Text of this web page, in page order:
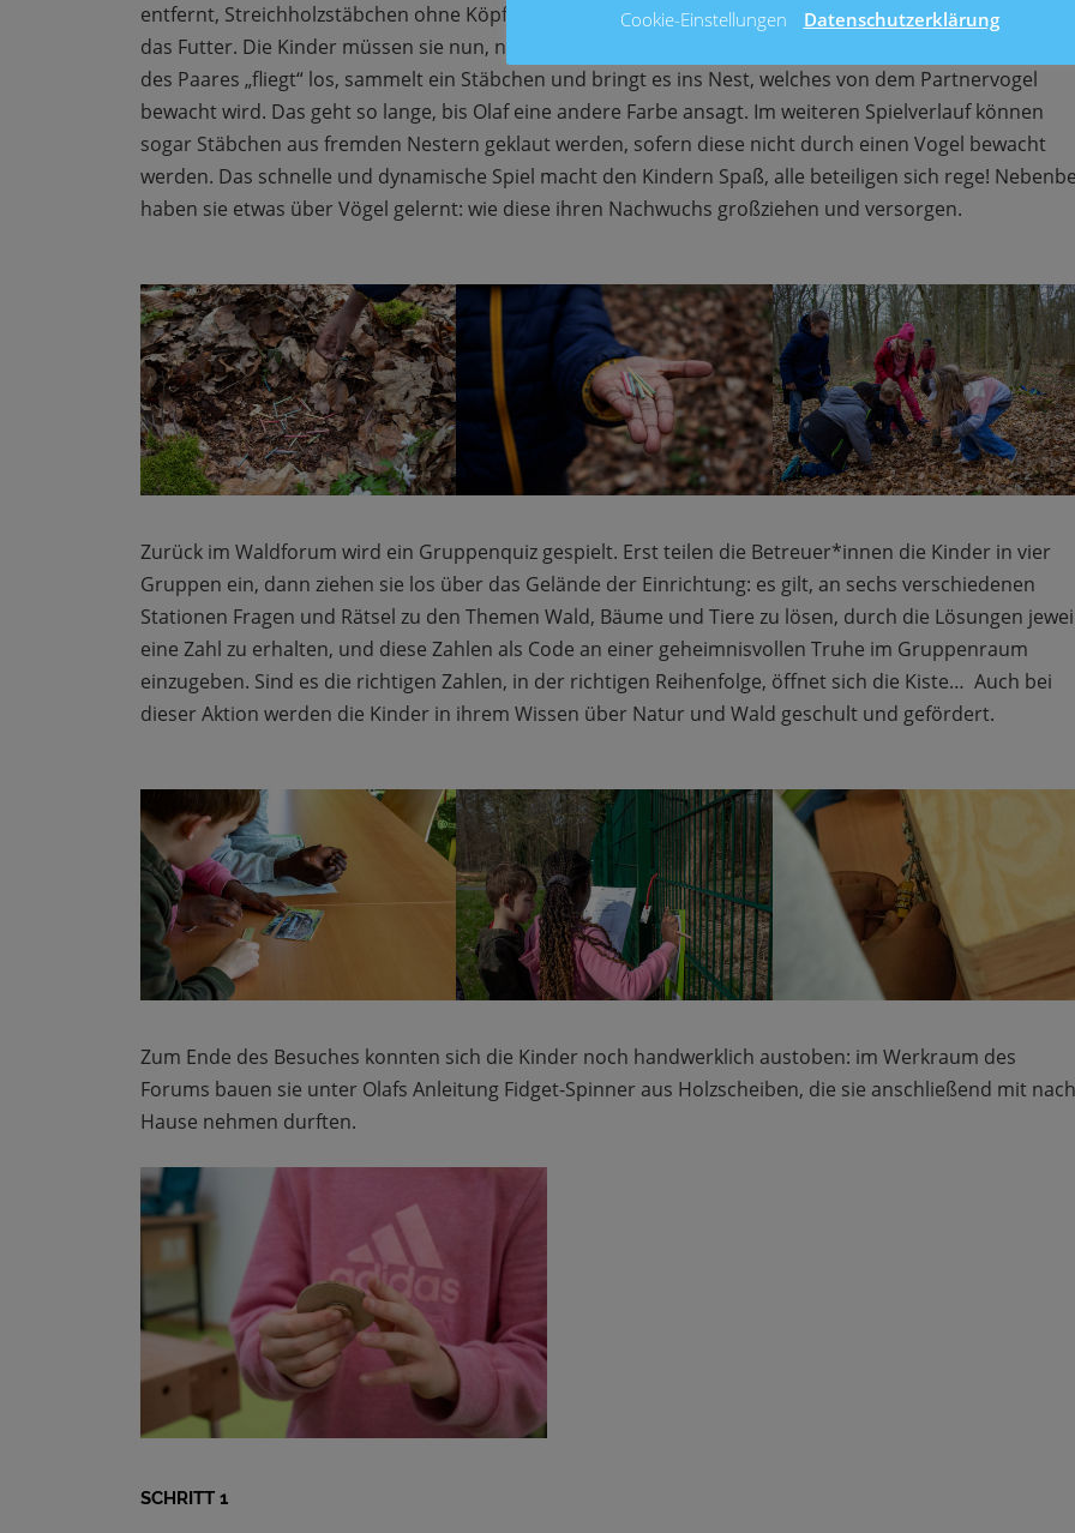
entfernt, Streichholzstäbchen ohne Köpfe in eben diesen vier Farben auf dem Boden. Sie signalisieren
das Futter. Die Kinder müssen sie nun, nach der Farbansage von Olaf, einzeln einsammeln. Ein „Vogel“
des Paares „fliegt“ los, sammelt ein Stäbchen und bringt es ins Nest, welches von dem Partnervogel
bewacht wird. Das geht so lange, bis Olaf eine andere Farbe ansagt. Im weiteren Spielverlauf können
sogar Stäbchen aus fremden Nestern geklaut werden, sofern diese nicht durch einen Vogel bewacht
werden. Das schnelle und dynamische Spiel macht den Kindern Spaß, alle beteiligen sich rege!
haben sie etwas über Vögel gelernt: wie diese ihren Nachwuchs großziehen und versorgen.
Zurück im Waldforum wird ein Gruppenquiz gespielt. Erst teilen die Betreuer*innen die Kinder in vier
Gruppen ein, dann ziehen sie los über das Gelände der Einrichtung: es gilt, an sechs verschiedenen
Stationen Fragen und Rätsel zu den Themen Wald, Bäume und Tiere zu lösen, durch die Lösungen
eine Zahl zu erhalten, und diese Zahlen als Code an einer geheimnisvollen Truhe im Gruppenraum
einzugeben. Sind es die richtigen Zahlen, in der richtigen Reihenfolge, öffnet sich die Kiste… Auch bei
dieser Aktion werden die Kinder in ihrem Wissen über Natur und Wald geschult und gefördert.
Zum Ende des Besuches konnten sich die Kinder noch handwerklich austoben: im Werkraum des
Forums bauen sie unter Olafs Anleitung Fidget-Spinner aus Holzscheiben, die sie anschließend mit nach
Hause nehmen durften.
SCHRITT 1
Cookie-Einstellungen Datenschutzerklärung